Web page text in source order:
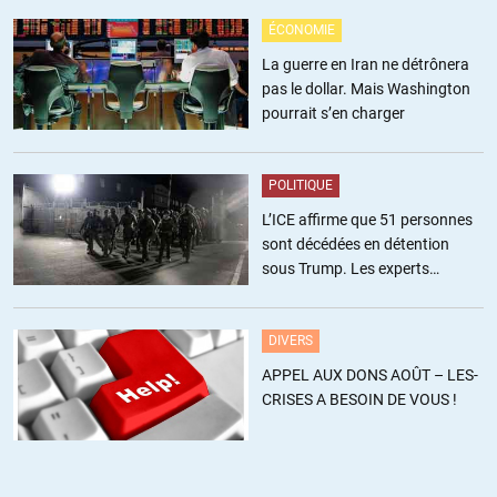
menton »
qui dénonce l’apartheid…hahaha
+11 ALERTER
Patrick Luder//02.02.2015 à 14h32
Il n’est pas question d’accueillir toute la misère du monde => mais
d’intégrer correctement les personnes à qui nous avons décidé
d’offrir l’asile !!!
Ataraxi //02.02.2015 à 15h32
Oui bon, l’asile c’est anecdotique. Pour l’essentiel de
l’immigration il s’agissait de faire venir des petits bras noueux
dans une situation de plein emploi.
ÉCONOMIE
La guerre en Iran ne détrônera
pas le dollar. Mais Washington
pourrait s’en charger
POLITIQUE
L’ICE affirme que 51 personnes
sont décédées en détention
sous Trump. Les experts
DIVERS
APPEL AUX DONS AOÛT – LES-
CRISES A BESOIN DE VOUS !